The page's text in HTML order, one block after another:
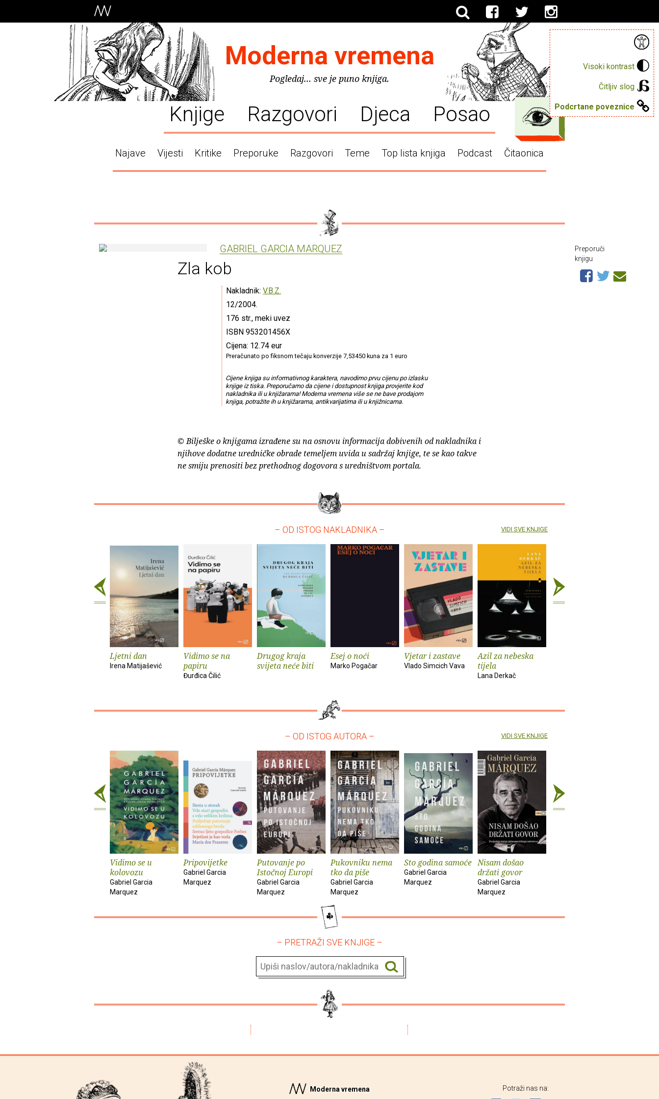
Visoki kontrast
Čitljiv slog
Podcrtane poveznice
Moderna vremena
Pogledaj... sve je puno knjiga.
Knjige Razgovori Djeca Posao
Najave Vijesti Kritike Preporuke Razgovori Teme Top lista knjiga Podcast Čitaonica
GABRIEL GARCIA MARQUEZ
Zla kob
Nakladnik: V.B.Z.
12/2004.
176 str., meki uvez
ISBN 953201456X
Cijena: 12.74 eur
Preračunato po fiksnom tečaju konverzije 7,53450 kuna za 1 euro
Cijene knjiga su informativnog karaktera, navodimo prvu cijenu po izlasku
knjige iz tiska. Preporučamo da cijene i dostupnost knjiga provjerite kod
nakladnika ili u knjižarama! Moderna vremena više se ne bave prodajom
knjiga, potražite ih u knjižarama, antikvarijatima ili u knjižnicama.
© Bilješke o knjigama izrađene su na osnovu informacija dobivenih od nakladnika i
njihove dodatne uredničke obrade temeljem uvida u sadržaj knjige, te se kao takve
ne smiju prenositi bez prethodnog dogovora s uredništvom portala.
Preporuči
knjigu
– OD ISTOG NAKLADNIKA –
Ljetni dan
Irena Matijašević
Vidimo se na
papiru
Đurđica Čilić
Drugog kraja
svijeta neće biti
Esej o noći
Marko Pogačar
Vjetar i zastave
Vlado Simcich Vava
Azil za nebeska
tijela
Lana Derkač
VIDI SVE KNJIGE
– OD ISTOG AUTORA –
Vidimo se u
kolovozu
Gabriel Garcia
Marquez
Pripovijetke
Gabriel Garcia
Marquez
Putovanje po
Istočnoj Europi
Gabriel Garcia
Marquez
Pukovniku nema
tko da piše
Gabriel Garcia
Marquez
Sto godina samoće
Gabriel Garcia
Marquez
Nisam došao
držati govor
Gabriel Garcia
Marquez
VIDI SVE KNJIGE
– PRETRAŽI SVE KNJIGE –
Moderna vremena Potraži nas na: